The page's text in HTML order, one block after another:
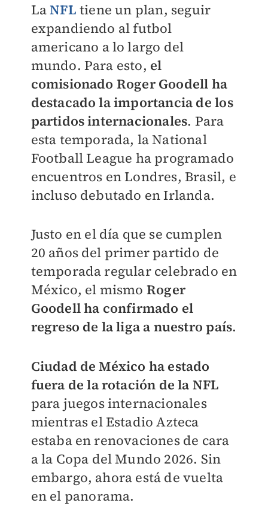
LaNFL tiene un plan, seguir
expandiendo al futbol
americano a lo largo del
mundo. Para esto, el
comisionado Roger Goodell ha
destacado la importancia de los
partidos internacionales. Para
esta temporada, la National
Football League ha programado
encuentros en Londres, Brasil, e
incluso debutado en Irlanda.
Justo en el día que se cumplen
20 años del primer partido de
temporada regular celebrado en
México, el mismo Roger
Goodell ha confirmado el
regreso de la liga a nuestro país.
Ciudad de México ha estado
fuera de la rotación de la NFL
para juegos internacionales
mientras el Estadio Azteca
estaba en renovaciones de cara
a la Copa del Mundo 2026. Sin
embargo, ahora está de vuelta
en el panorama.